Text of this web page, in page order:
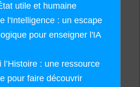
utile et humaine
l'Intelligence : un escape
pour enseigner l'IA
l’Histoire : une ressource
pour faire découvrir